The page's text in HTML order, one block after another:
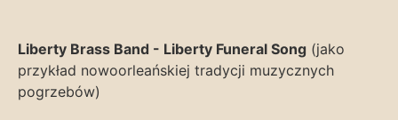
Liberty Brass Band - Liberty Funeral Song (jako
przykład nowoorleańskiej tradycji muzycznych
pogrzebów)